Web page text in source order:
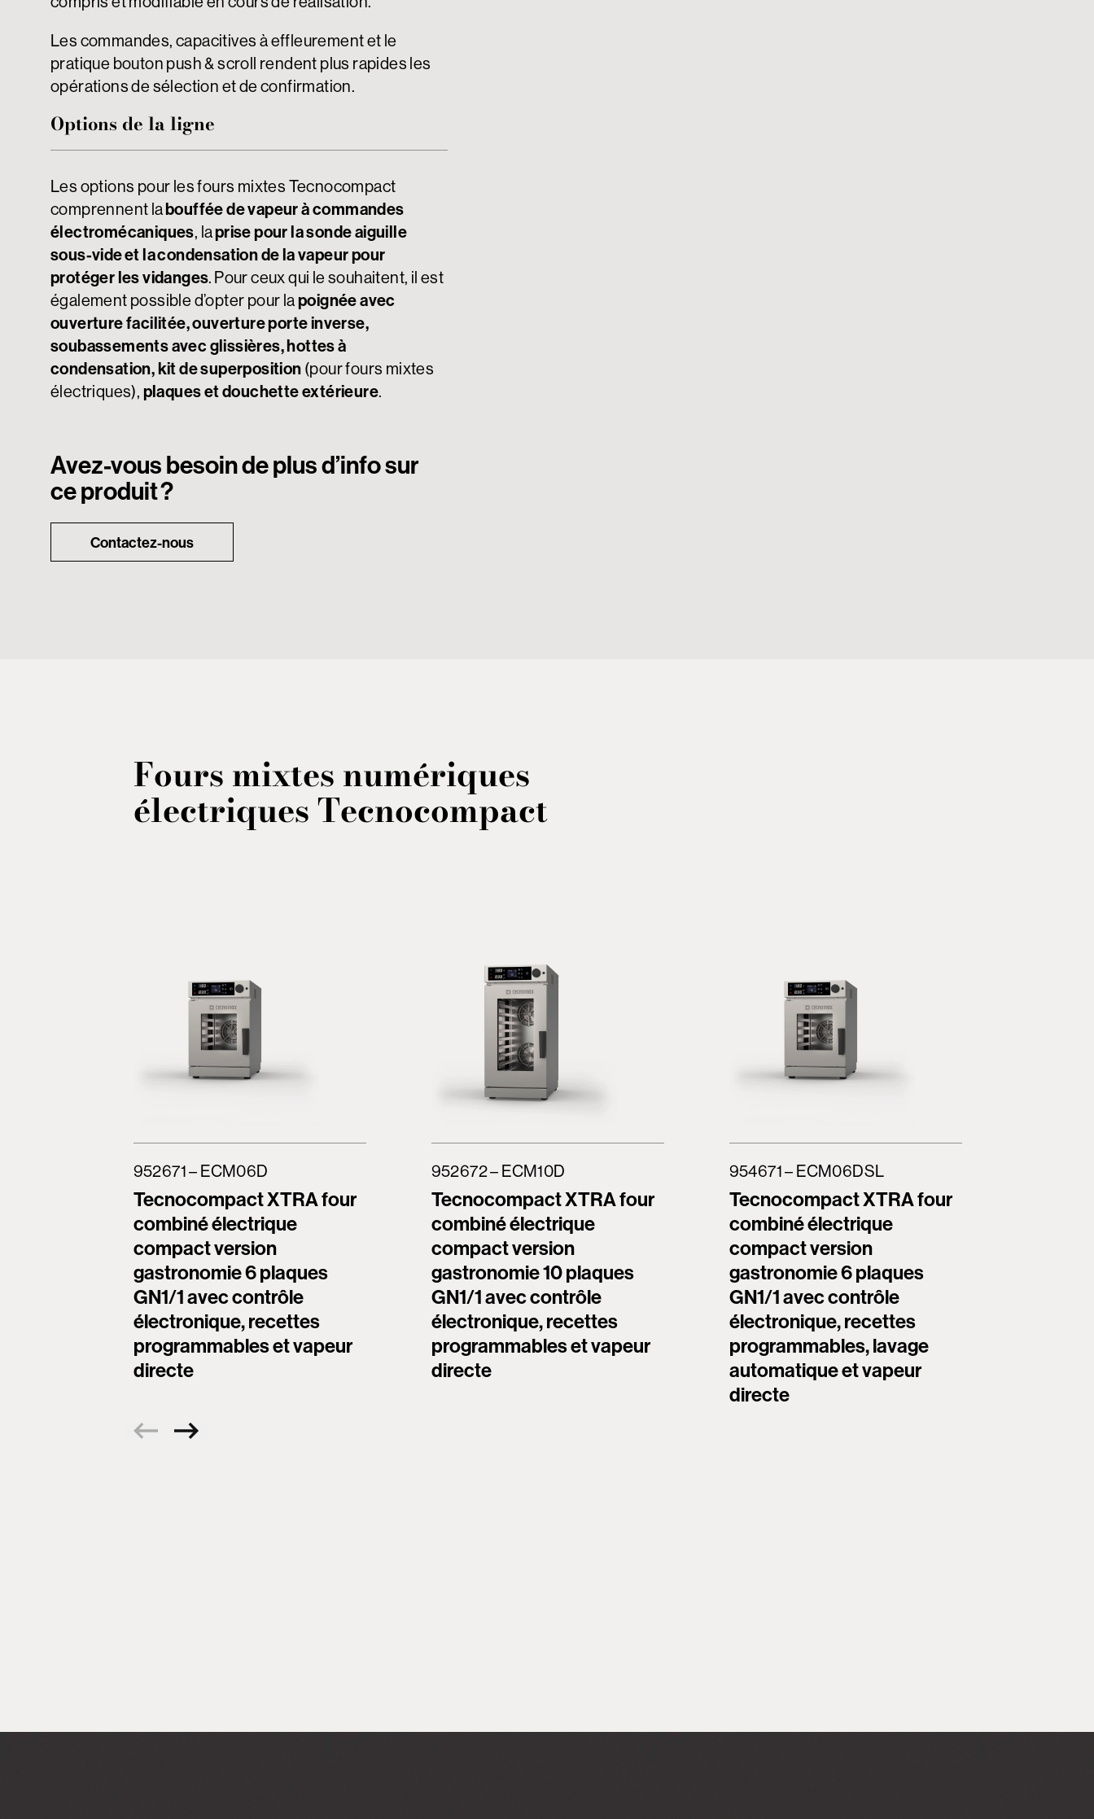
Les commandes, capacitives à effleurement et le
pratique bouton push & scroll rendent plus rapides les
opérations de sélection et de confirmation.
Options de la ligne
Les options pour les fours mixtes Tecnocompact
comprennent labouffée de vapeur à commandes
électromécaniques, laprise pour la sonde aiguille
sous-vide et la condensation de la vapeur pour
protéger les vidanges. Pour ceux qui le souhaitent, il est
également possible d’opter pour lapoignée avec
ouverture facilitée, ouverture porte inverse,
soubassements avec glissières, hottes à
condensation, kit de superposition (pour fours mixtes
électriques), plaques et douchette extérieure.
Avez-vous besoin de plus d’info sur
ce produit ?
Contactez-nous
Fours mixtes numériques
électriquesTecnocompact
Tecnocompact XTRA four
combiné électrique
compact version
gastronomie 6 plaques
GN1/1 avec contrôle
électronique, recettes
programmables et vapeur
directe
952671 – ECM06D
Tecnocompact XTRA four
combiné électrique
compact version
gastronomie 10 plaques
GN1/1 avec contrôle
électronique, recettes
programmables et vapeur
directe
952672 – ECM10D
Tecnocompact XTRA four
combiné électrique
compact version
gastronomie 6 plaques
GN1/1 avec contrôle
électronique, recettes
programmables, lavage
automatique et vapeur
directe
954671 – ECM06DSL